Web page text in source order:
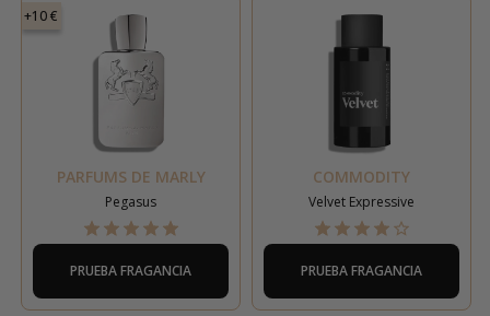
+10 €
PARFUMS DE MARLY
Pegasus
PRUEBA FRAGANCIA
COMMODITY
Velvet Expressive
PRUEBA FRAGANCIA